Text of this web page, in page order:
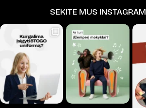
SEKITE MUS INSTAGRAM